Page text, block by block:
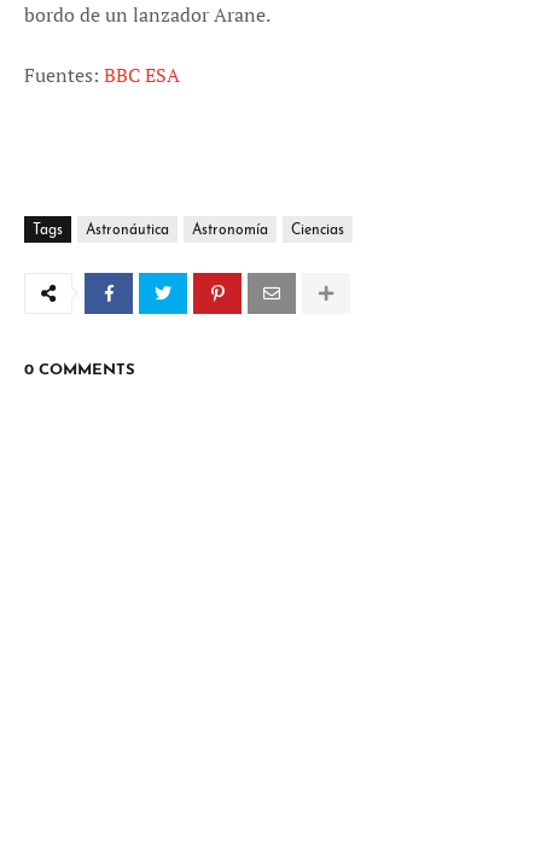
bordo de un lanzador Arane.
Fuentes: BBCESA
Tags Astronáutica Astronomía Ciencias
0 COMMENTS